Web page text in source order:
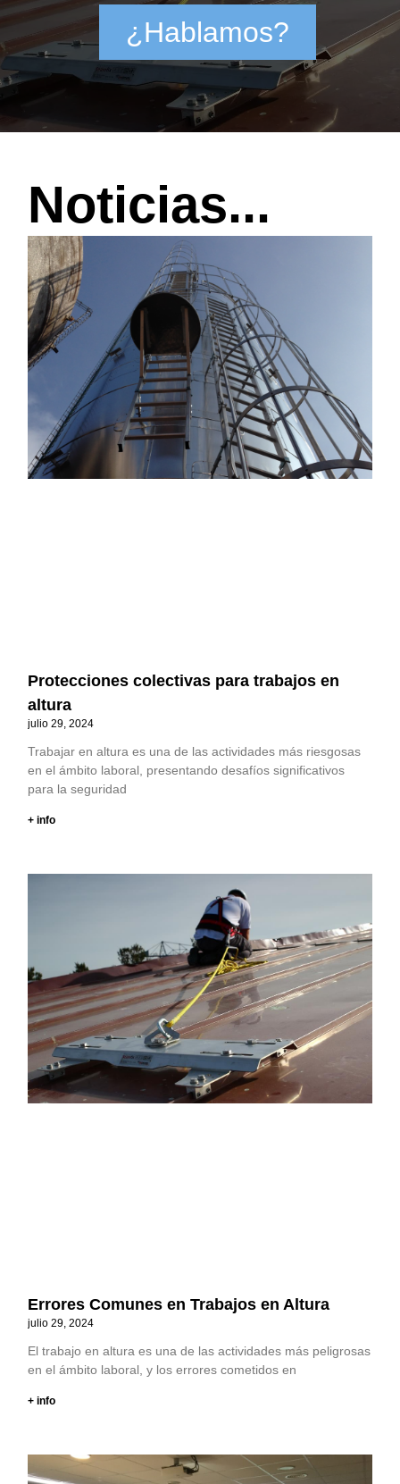
¿Hablamos?
Noticias...
Protecciones colectivas para trabajos en
altura
julio 29, 2024
Trabajar en altura es una de las actividades más riesgosas
en el ámbito laboral, presentando desafíos significativos
para la seguridad
+ info
Errores Comunes en Trabajos en Altura
julio 29, 2024
El trabajo en altura es una de las actividades más peligrosas
en el ámbito laboral, y los errores cometidos en
+ info